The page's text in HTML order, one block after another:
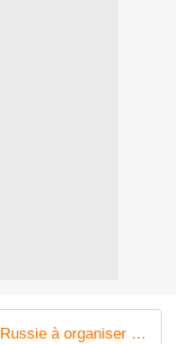
Vidéo. Zelensky "autorise" la Russie à organiser son défilé de la Victoire